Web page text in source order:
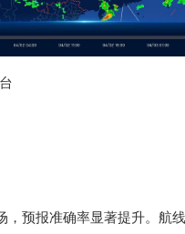
，预报准确率显著提升。航